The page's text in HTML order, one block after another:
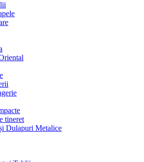
tineret
Dulapuri Metalice